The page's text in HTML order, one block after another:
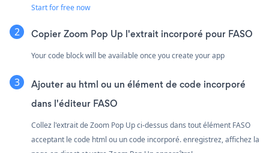
Start for free now
Copier Zoom Pop Up l'extrait incorporé pour FASO
Your code block will be available once you create your app
Ajouter au html ou un élément de code incorporé
dans l'éditeur FASO
Collez l'extrait de Zoom Pop Up ci-dessus dans tout élément FASO
acceptant le code html ou un code incorporé. enregistrez, affichez la